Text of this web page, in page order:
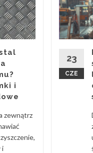
i
zewnątrz
i
23
CZE